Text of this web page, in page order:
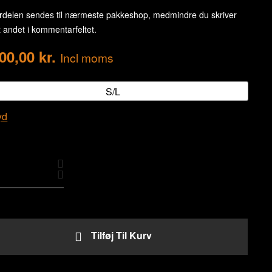
sendes til nærmeste pakkeshop, medmindre du skriver
andet i kommentarfeltet.
kr. Incl moms
S/L
Tilføj Til Kurv